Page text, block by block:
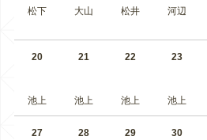
松下 大山 松井 河辺
20
池上
21
池上
22
池上
23
池上
27 28 29 30